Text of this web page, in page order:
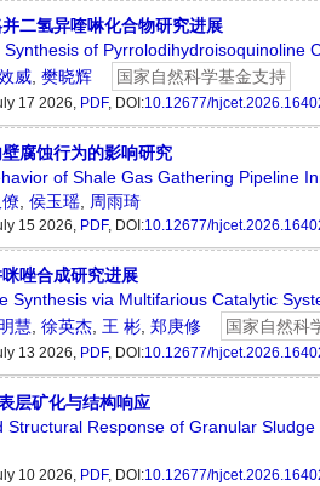
二氢异喹啉化合物研究进展
of Pyrrolodihydroisoquinoline
威, 樊晓辉 国家自然科学基金支持
17 2026, PDF, DOI:10.12677/
腐蚀行为的影响研究
of Shale Gas Gathering Pipeline
, 侯玉瑶, 周雨琦
15 2026, PDF, DOI:10.12677/
唑合成研究进展
Synthesis via Multifarious Catalytic
慧, 徐英杰, 王 彬, 郑庚修 国家自然科
13 2026, PDF, DOI:10.12677/
层矿化与结构响应
Response of Granular
10 2026, PDF, DOI:10.12677/